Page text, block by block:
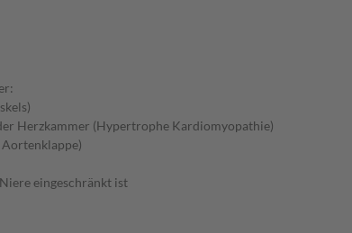
Herzkammer (Hypertrophe Kardiomyopathie)
eingeschränkt ist